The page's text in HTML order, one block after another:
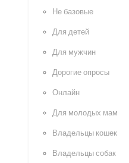
Не базовые
Для детей
Для мужчин
Дорогие опросы
Онлайн
Для молодых мам
Владельцы кошек
Владельцы собак